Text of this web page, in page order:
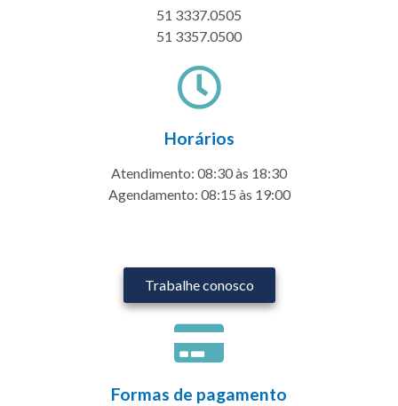
51 3337.0505
51 3357.0500
Horários
Atendimento: 08:30 às 18:30
Agendamento: 08:15 às 19:00
Trabalhe conosco
Formas de pagamento